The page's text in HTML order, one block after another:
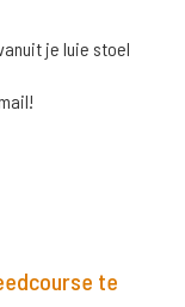
je luie stoel
te